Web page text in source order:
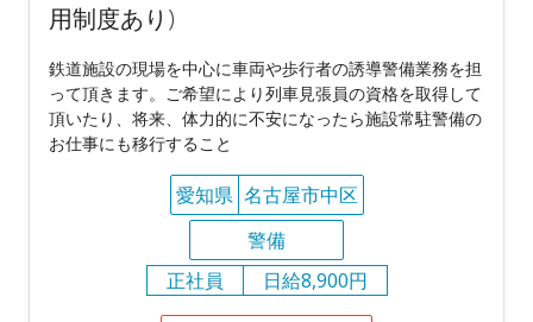
用制度あり)
鉄道施設の現場を中心に車両や歩行者の誘導警備業務を担
って頂きます。ご希望により列車見張員の資格を取得して
頂いたり、将来、体力的に不安になったら施設常駐警備の
お仕事にも移行すること
愛知県 名古屋市中区
警備
正社員
日給8,900円